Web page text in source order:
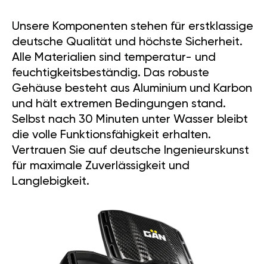
Unsere Komponenten stehen für erstklassige
deutsche Qualität und höchste Sicherheit.
Alle Materialien sind temperatur- und
feuchtigkeitsbeständig. Das robuste
Gehäuse besteht aus Aluminium und Karbon
und hält extremen Bedingungen stand.
Selbst nach 30 Minuten unter Wasser bleibt
die volle Funktionsfähigkeit erhalten.
Vertrauen Sie auf deutsche Ingenieurskunst
für maximale Zuverlässigkeit und
Langlebigkeit.